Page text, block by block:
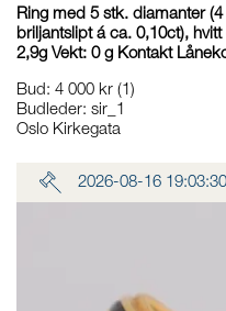
Ring med 5 stk. diamanter
briljantslipt á ca. 0,10ct),
2,9g Vekt: 0 g Kontakt
Bud: 4 000 kr (1)
Budleder: sir_1
Oslo Kirkegata
2026-08-16 19:03:30